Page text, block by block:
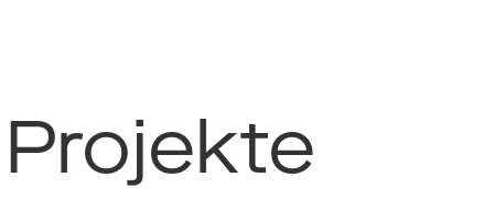
Projekte